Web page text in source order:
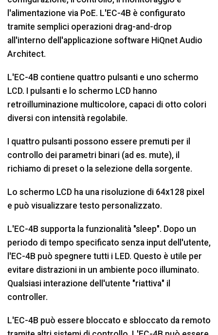
l'alimentazione via PoE. L'EC-4B è configurato
tramite semplici operazioni drag-and-drop
all'interno dell'applicazione software HiQnet Audio
Architect.
L'EC-4B contiene quattro pulsanti e uno schermo
LCD. I pulsanti e lo schermo LCD hanno
retroilluminazione multicolore, capaci di otto colori
diversi con intensità regolabile.
I quattro pulsanti possono essere premuti per il
controllo dei parametri binari (ad es. mute), il
richiamo di preset o la selezione della sorgente.
Lo schermo LCD ha una risoluzione di 64x128 pixel
e può visualizzare testo personalizzato.
L'EC-4B supporta la funzionalità "sleep". Dopo un
periodo di tempo specificato senza input dell'utente,
l'EC-4B può spegnere tutti i LED. Questo è utile per
evitare distrazioni in un ambiente poco illuminato.
Qualsiasi interazione dell'utente "riattiva" il
controller.
L'EC-4B può essere bloccato e sbloccato da remoto